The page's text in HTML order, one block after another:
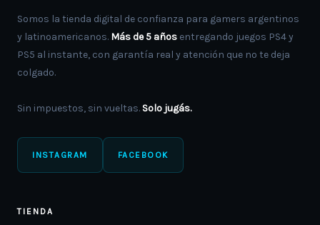
Somos la tienda digital de confianza para gamers argentinos
y latinoamericanos. Más de 5 años entregando juegos PS4 y
PS5 al instante, con garantía real y atención que no te deja
colgado.
Sin impuestos, sin vueltas. Solo jugás.
INSTAGRAM FACEBOOK
TIENDA